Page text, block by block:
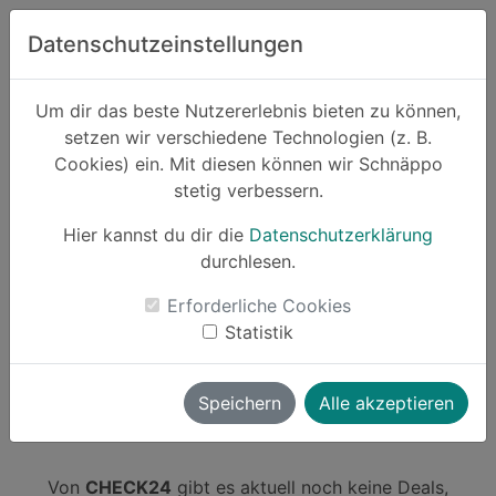
Zum Hauptinhalt springen
Datenschutzeinstellungen
Um dir das beste Nutzererlebnis bieten zu können,
setzen wir verschiedene Technologien (z. B.
Cookies) ein. Mit diesen können wir Schnäppo
stetig verbessern.
Hier kannst du dir die Datenschutzerklärung
durchlesen.
Erforderliche Cookies
Statistik
Speichern Alle akzeptieren
Suchen
Anbieter CHECK24
Schnäppchen von CHECK24
0 Angebote
Direkt zum Anbieterlaunch
Von CHECK24 gibt es aktuell noch keine Deals,